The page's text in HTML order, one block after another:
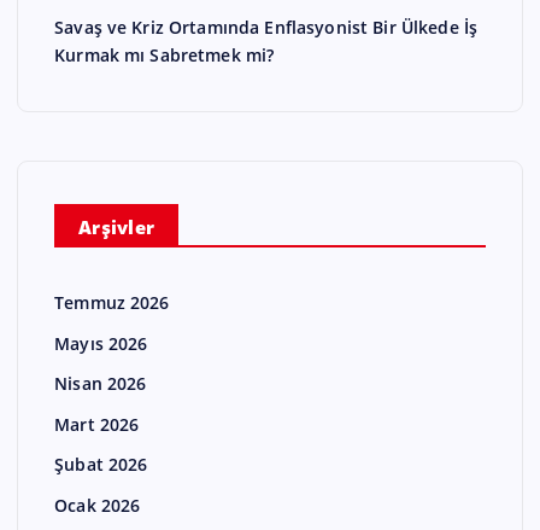
Savaş ve Kriz Ortamında Enflasyonist Bir Ülkede İş
Kurmak mı Sabretmek mi?
Arşivler
Temmuz 2026
Mayıs 2026
Nisan 2026
Mart 2026
Şubat 2026
Ocak 2026